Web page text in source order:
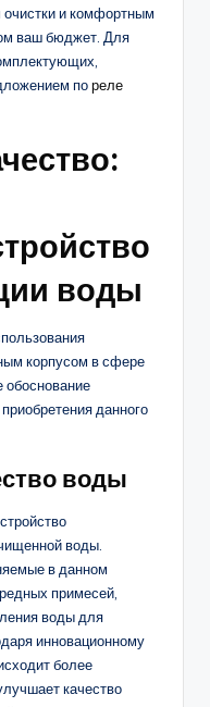
очистки и комфортным
ваш бюджет. Для
пореле
воды
корпусом в сфере
обоснование
данного
воды
воды.
в данном
примесей,
воды для
инновационному
более
качество